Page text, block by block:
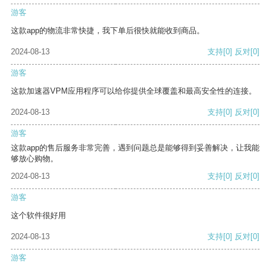
游客
这款app的物流非常快捷，我下单后很快就能收到商品。
2024-08-13 支持[0] 反对[0]
游客
这款加速器VPM应用程序可以给你提供全球覆盖和最高安全性的连接。
2024-08-13 支持[0] 反对[0]
游客
这款app的售后服务非常完善，遇到问题总是能够得到妥善解决，让我能
够放心购物。
2024-08-13
支持[0] 反对[0]
游客
这个软件很好用
2024-08-13 支持[0] 反对[0]
游客